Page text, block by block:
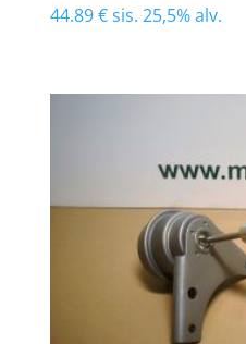
44.89€sis. 25,5% alv.